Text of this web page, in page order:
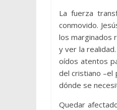
La fuerza
conmovido.
los marginados
y ver la
oídos atentos
del cristiano –el
dónde se
Quedar